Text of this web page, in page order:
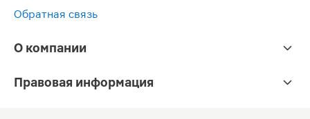
Обратная связь
О компании
Правовая информация